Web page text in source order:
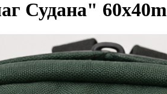
Судана"